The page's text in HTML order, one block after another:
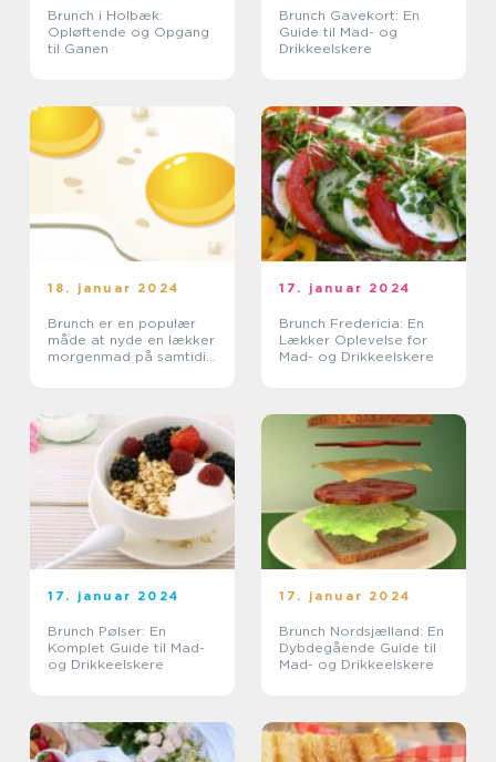
Brunch i Holbæk:
Opløftende og Opgang
til Ganen
Brunch Gavekort: En
Guide til Mad- og
Drikkeelskere
18. januar 2024
Brunch er en populær
måde at nyde en lækker
morgenmad på samtidig
17. januar 2024
Brunch Fredericia: En
Lækker Oplevelse for
Mad- og Drikkeelskere
17. januar 2024
Brunch Pølser: En
Komplet Guide til Mad-
og Drikkeelskere
17. januar 2024
Brunch Nordsjælland: En
Dybdegående Guide til
Mad- og Drikkeelskere